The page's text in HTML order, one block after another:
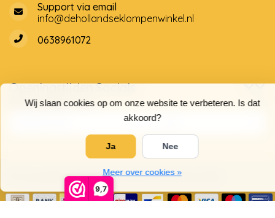
9,7
Wij slaan cookies op om onze website te verbeteren. Is dat
akkoord?
Ja Nee
Meer over cookies »
Support via email
info@dehollandseklompenwinkel.nl
0638961072
OpeningstijdenSocials
Klantenservice
© Copyright 2026 De Hollandse Klompenwinkel